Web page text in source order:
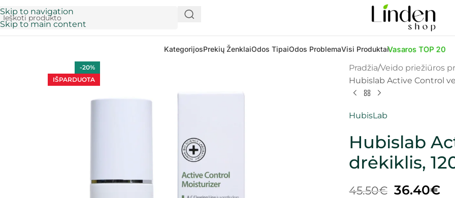
Skip to navigation
Skip to main content
KategorijosPrekių ŽenklaiOdos TipaiOdos ProblemaVisi ProduktaiVasaros TOP 20
-20%
IŠPARDUOTA
Pradžia Veido priežiūros
Hubislab Active Control
HubisLab
Hubislab
drėkiklis,
45.50€ 36.40€